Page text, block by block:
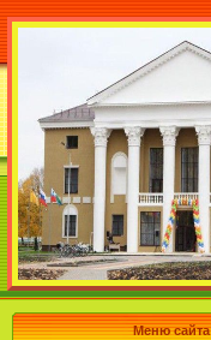
Меню сайта